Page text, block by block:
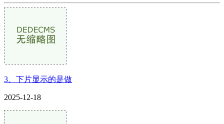
3、下片显示的是做
2025-12-18